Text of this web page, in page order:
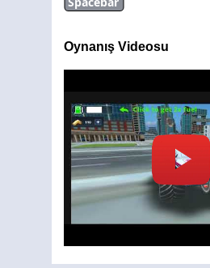
Oynanış Videosu